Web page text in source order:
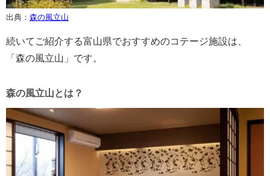
出典： 森の風立山
続いてご紹介する富山県でおすすめのコテージ施設は、
「森の風立山」です。
森の風立山とは？